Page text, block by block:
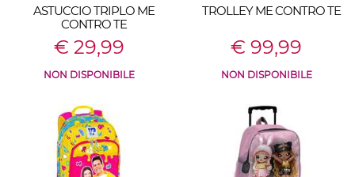
ASTUCCIO TRIPLO ME
CONTRO TE
€ 29,99
NON DISPONIBILE
TROLLEY ME CONTRO TE
€ 99,99
NON DISPONIBILE